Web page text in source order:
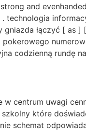
and
łączyć [ as
codzienną rundę
w centrum uwagi
które
schemat